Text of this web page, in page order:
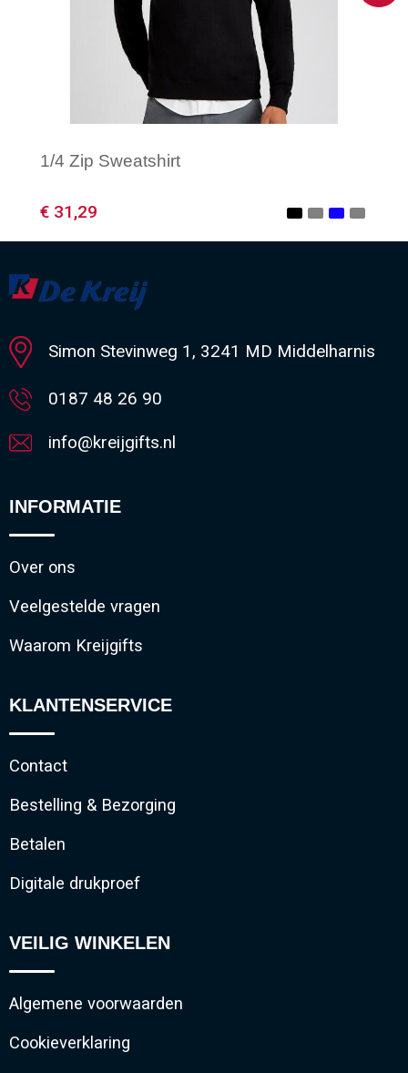
1/4 Zip Sweatshirt
€ 31,29
Minimale afname: 1
Simon Stevinweg 1, 3241 MD Middelharnis
0187 48 26 90
info@kreijgifts.nl
INFORMATIE
Over ons
Veelgestelde vragen
Waarom Kreijgifts
KLANTENSERVICE
Contact
Bestelling & Bezorging
Betalen
Digitale drukproef
VEILIG WINKELEN
Algemene voorwaarden
Cookieverklaring